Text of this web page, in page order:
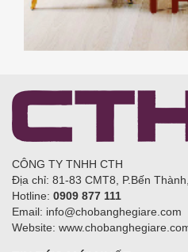
CÔNG TY TNHH CTH
Địa chỉ: 81-83 CMT8, P.Bến
Hotline: 0909 877 111
Email: info@chobanghegiare.com
Website: